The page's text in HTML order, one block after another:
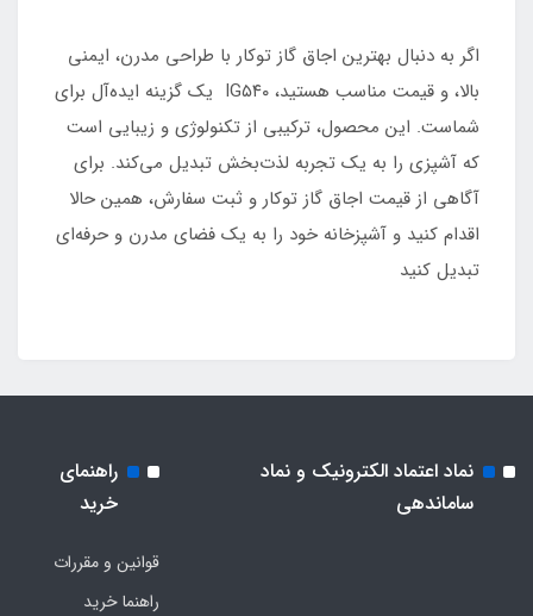
اگر به دنبال بهترین اجاق گاز توکار با طراحی مدرن، ایمنی
بالا، و قیمت مناسب هستید، IG۵۴۰ یک گزینه ایده‌آل برای
شماست. این محصول، ترکیبی از تکنولوژی و زیبایی است
که آشپزی را به یک تجربه لذت‌بخش تبدیل می‌کند. برای
آگاهی از قیمت اجاق گاز توکار و ثبت سفارش، همین حالا
اقدام کنید و آشپزخانه خود را به یک فضای مدرن و حرفه‌ای
تبدیل کنید
نماد اعتماد الکترونیک و نماد
ساماندهی
راهنمای
خرید
قوانین و مقررات
راهنما خرید